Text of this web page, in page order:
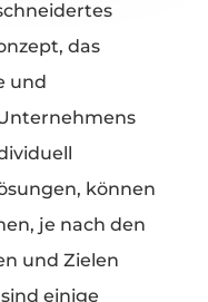
das
und
können
je nach den
und Zielen
einige